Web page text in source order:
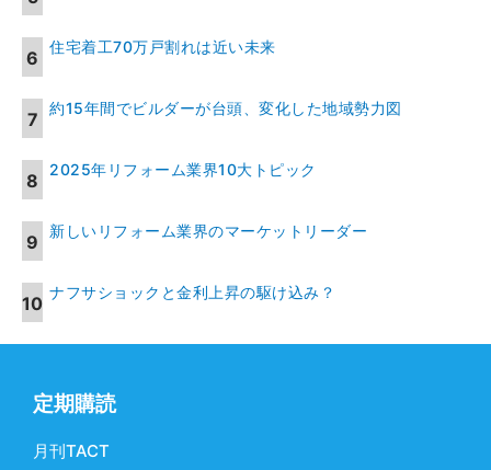
住宅着工70万戸割れは近い未来
約15年間でビルダーが台頭、変化した地域勢力図
2025年リフォーム業界10大トピック
新しいリフォーム業界のマーケットリーダー
ナフサショックと金利上昇の駆け込み？
定期購読
月刊TACT